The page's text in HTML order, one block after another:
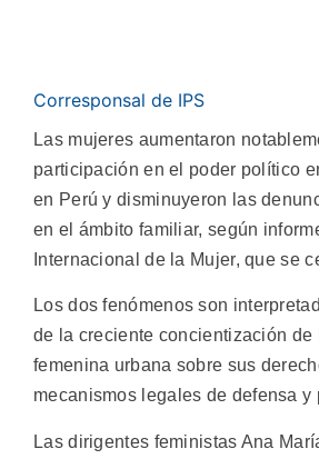
Corresponsal de IPS
Las mujeres aumentaron
participación en el poder político
en Perú y disminuyeron las
en el ámbito familiar, según
Internacional de la Mujer, que se
Los dos fenómenos son
de la creciente concientización de
femenina urbana sobre sus
mecanismos legales de defensa y
Las dirigentes feministas Ana